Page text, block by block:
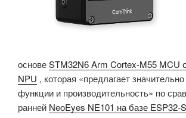
автомобильных
применений»
основеSTM32N6 Arm Cortex-M55 MCU
NPU , которая «предлагает
функции и производительность» по
ранней NeoEyes NE101 на базе ESP32-